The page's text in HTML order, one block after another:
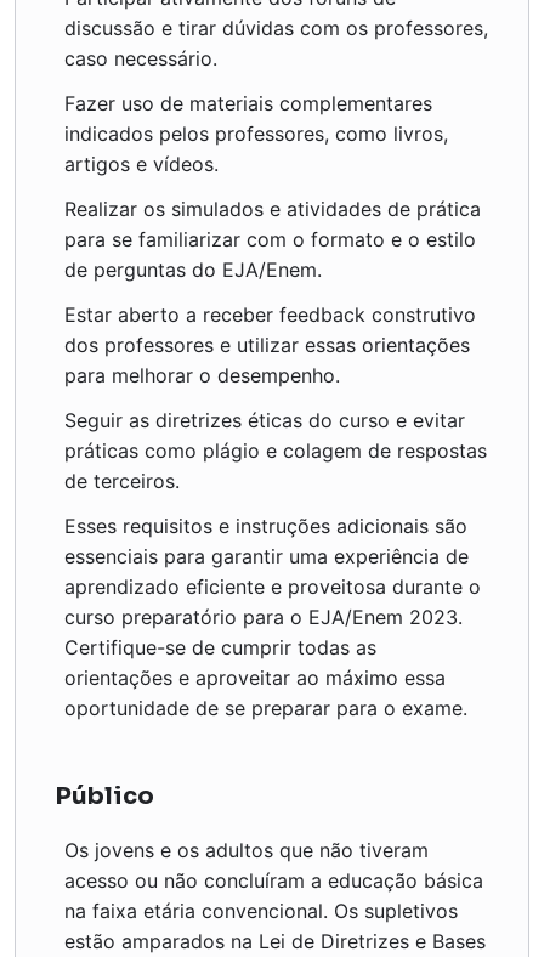
discussão e tirar dúvidas com os professores,
caso necessário.
Fazer uso de materiais complementares
indicados pelos professores, como livros,
artigos e vídeos.
Realizar os simulados e atividades de prática
para se familiarizar com o formato e o estilo
de perguntas do EJA/Enem.
Estar aberto a receber feedback construtivo
dos professores e utilizar essas orientações
para melhorar o desempenho.
Seguir as diretrizes éticas do curso e evitar
práticas como plágio e colagem de respostas
de terceiros.
Esses requisitos e instruções adicionais são
essenciais para garantir uma experiência de
aprendizado eficiente e proveitosa durante o
curso preparatório para o EJA/Enem 2023.
Certifique-se de cumprir todas as
orientações e aproveitar ao máximo essa
oportunidade de se preparar para o exame.
Público
Os jovens e os adultos que não tiveram
acesso ou não concluíram a educação básica
na faixa etária convencional. Os supletivos
estão amparados na Lei de Diretrizes e Bases